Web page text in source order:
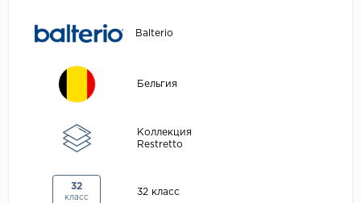
Balterio
Бельгия
Коллекция
Restretto
32
класс
32 класс